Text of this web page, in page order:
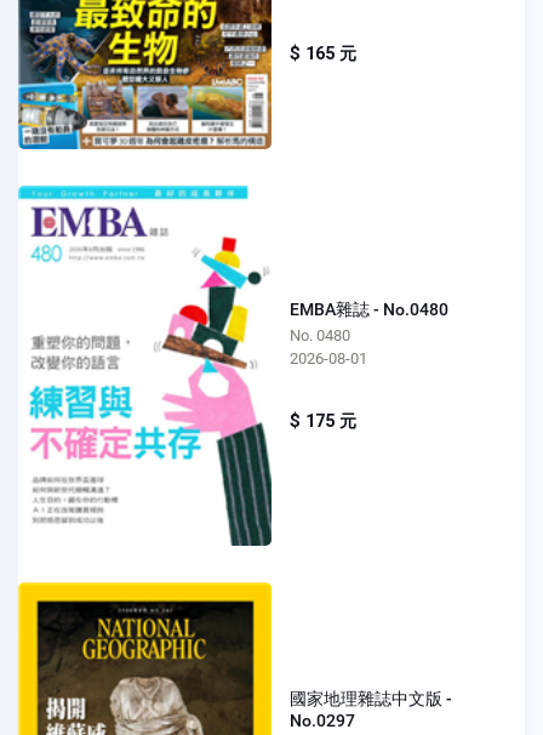
$ 165 元
EMBA雜誌 - No.0480
No. 0480
2026-08-01
$ 175 元
國家地理雜誌中文版 -
No.0297